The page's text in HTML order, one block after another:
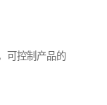
可控制产品的